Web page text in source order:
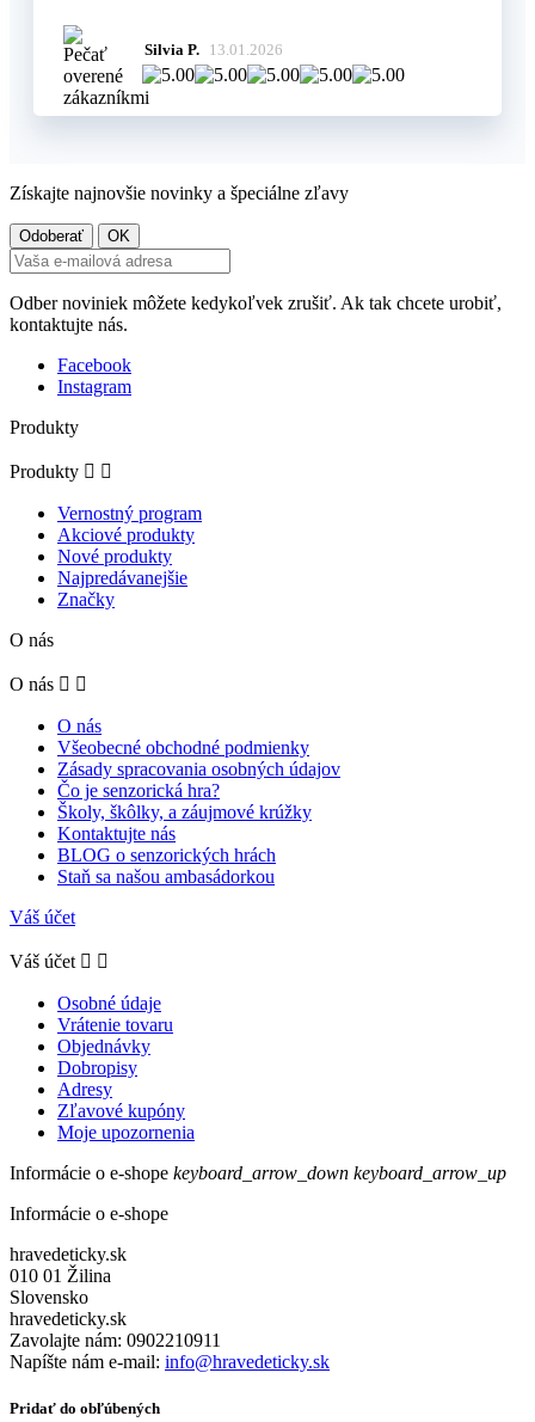
Silvia P. 13.01.2026
Získajte najnovšie novinky a špeciálne zľavy
Odber noviniek môžete kedykoľvek zrušiť. Ak tak chcete urobiť,
kontaktujte nás.
Facebook
Instagram
Produkty
Produkty  
Vernostný program
Akciové produkty
Nové produkty
Najpredávanejšie
Značky
O nás
O nás  
O nás
Všeobecné obchodné podmienky
Zásady spracovania osobných údajov
Čo je senzorická hra?
Školy, škôlky, a záujmové krúžky
Kontaktujte nás
BLOG o senzorických hrách
Staň sa našou ambasádorkou
Váš účet
Váš účet  
Osobné údaje
Vrátenie tovaru
Objednávky
Dobropisy
Adresy
Zľavové kupóny
Moje upozornenia
Informácie o e-shope keyboard_arrow_down keyboard_arrow_up
Informácie o e-shope
hravedeticky.sk
010 01 Žilina
Slovensko
hravedeticky.sk
Zavolajte nám: 0902210911
Napíšte nám e-mail: info@hravedeticky.sk
Pridať do obľúbených